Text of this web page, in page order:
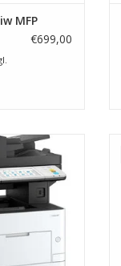
MFP
€699,00
MFP
HINZUFÜGEN